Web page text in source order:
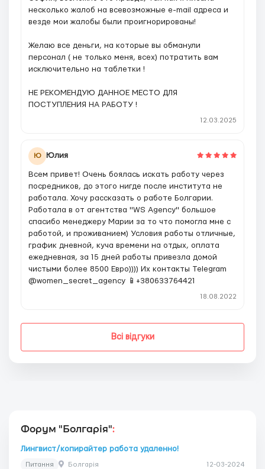
несколько жалоб на всевозможные e-mail адреса и
везде мои жалобы были проигнорированы!
Желаю все деньги, на которые вы обманули
персонал ( не только меня, всех) потратить вам
исключительно на таблетки !
НЕ РЕКОМЕНДУЮ ДАННОЕ МЕСТО ДЛЯ
ПОСТУПЛЕНИЯ НА РАБОТУ !
12.03.2025
Ю Юлия
Всем привет! Очень боялась искать работу через
посредников, до этого нигде после института не
работала. Хочу рассказать о работе Болгарии.
Работала в от агентства "WS Agency" большое
спасибо менеджеру Марии за то что помогла мне с
работой, и проживанием) Условия работы отличные,
график дневной, куча времени на отдых, оплата
ежедневная, за 15 дней работы привезла домой
чистыми более 8500 Евро)))) Их контакты Telegram
@women_secret_agency 📱+380633764421
18.08.2022
Всі відгуки
Форум "Болгарія":
Лингвист/копирайтер работа удаленно!
Питання Болгарія 12-03-2024